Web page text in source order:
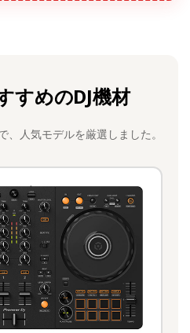
すめのDJ機材
、人気モデルを厳選しました。